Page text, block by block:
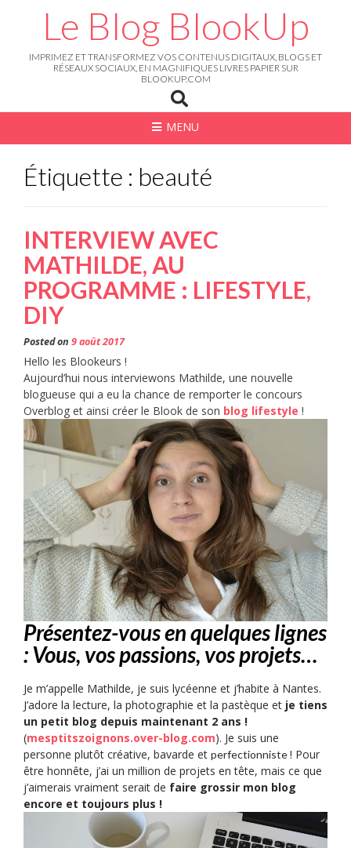
Le Blog BlookUp
IMPRIMEZ ET TRANSFORMEZ VOS CONTENUS DIGITAUX, BLOGS ET
RÉSEAUX SOCIAUX, EN MAGNIFIQUES LIVRES PAPIER SUR
BLOOKUP.COM
MENU
Étiquette : beauté
INTERVIEW AVEC
MATHILDE, AU
PROGRAMME : LIFESTYLE,
DIY
Posted on 9 août 2017
Hello les Blookeurs !
Aujourd’hui nous interviewons Mathilde, une nouvelle
blogueuse qui a eu la chance de remporter le concours
Overblog et ainsi créer le Blook de son blog lifestyle !
Présentez-vous en quelques lignes
: Vous, vos passions, vos projets…
Je m’appelle Mathilde, je suis lycéenne et j’habite à Nantes.
J’adore la lecture, la photographie et la pastèque et je tiens
un petit blog depuis maintenant 2 ans !
(mesptitszoignons.over-blog.com). Je suis une
personne plutôt créative, bavarde et perfectionniste! Pour
être honnête, j’ai un million de projets en tête, mais ce que
j’aimerais vraiment serait de faire grossir mon blog
encore et toujours plus !